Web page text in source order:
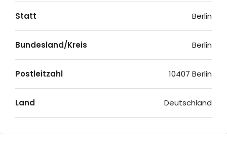
Statt Berlin
Bundesland/Kreis Berlin
Postleitzahl 10407 Berlin
Land Deutschland